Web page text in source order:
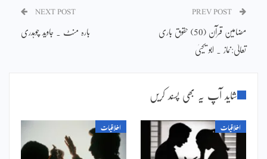
مضامین قرآن (50) حقوق باری
تعالیٰ:نماز ۔ ابو یحییٰ
NEXT POST
بارہ منٹ ۔ جاوید چوہدری
شاید آپ یہ بھی پسند کریں
اخلاقیات اخلاقیات